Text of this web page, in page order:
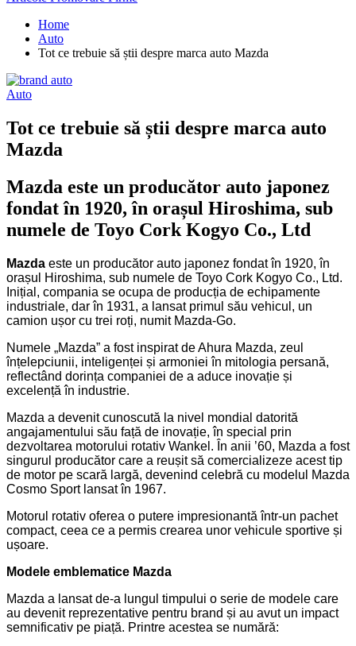
Home
Auto
Tot ce trebuie să știi despre marca auto Mazda
Auto
Tot ce trebuie să știi despre marca auto
Mazda
Mazda este un producător auto japonez
fondat în 1920, în orașul Hiroshima, sub
numele de Toyo Cork Kogyo Co., Ltd
Mazda este un producător auto japonez fondat în 1920, în
orașul Hiroshima, sub numele de Toyo Cork Kogyo Co., Ltd.
Inițial, compania se ocupa de producția de echipamente
industriale, dar în 1931, a lansat primul său vehicul, un
camion ușor cu trei roți, numit Mazda-Go.
Numele „Mazda” a fost inspirat de Ahura Mazda, zeul
înțelepciunii, inteligenței și armoniei în mitologia persană,
reflectând dorința companiei de a aduce inovație și
excelență în industrie.
Mazda a devenit cunoscută la nivel mondial datorită
angajamentului său față de inovație, în special prin
dezvoltarea motorului rotativ Wankel. În anii ’60, Mazda a fost
singurul producător care a reușit să comercializeze acest tip
de motor pe scară largă, devenind celebră cu modelul Mazda
Cosmo Sport lansat în 1967.
Motorul rotativ oferea o putere impresionantă într-un pachet
compact, ceea ce a permis crearea unor vehicule sportive și
ușoare.
Modele emblematice Mazda
Mazda a lansat de-a lungul timpului o serie de modele care
au devenit reprezentative pentru brand și au avut un impact
semnificativ pe piață. Printre acestea se numără: